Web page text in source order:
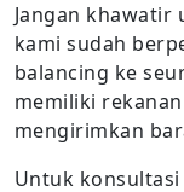
Jangan
kami sudah
balancing ke
memiliki
mengirimkan
Untuk